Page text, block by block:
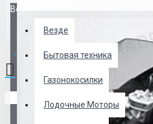
Везде
Везде
Бытовая техника
Газонокосилки
Лодочные Моторы
0 товар(ов) - 0 р.